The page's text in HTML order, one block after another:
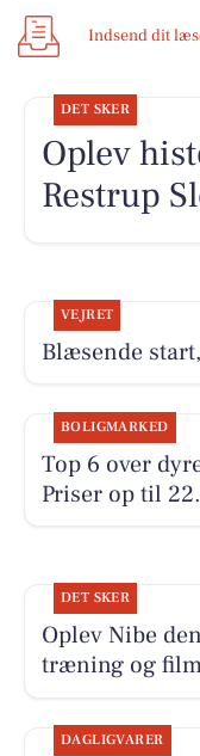
Indsend dit
DET SKER
Oplev
Restrup
VEJRET
Blæsende
BOLIGMARKED
Top 6 over
Priser op til
DET SKER
Oplev Nibe
træning og
DAGLIGVARER